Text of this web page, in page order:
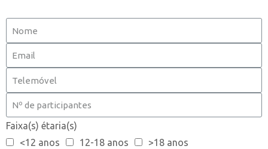
Faixa(s) étaria(s)
<12 anos
12-18 anos >18 anos